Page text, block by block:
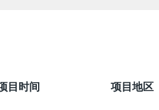
目时间 项目地区